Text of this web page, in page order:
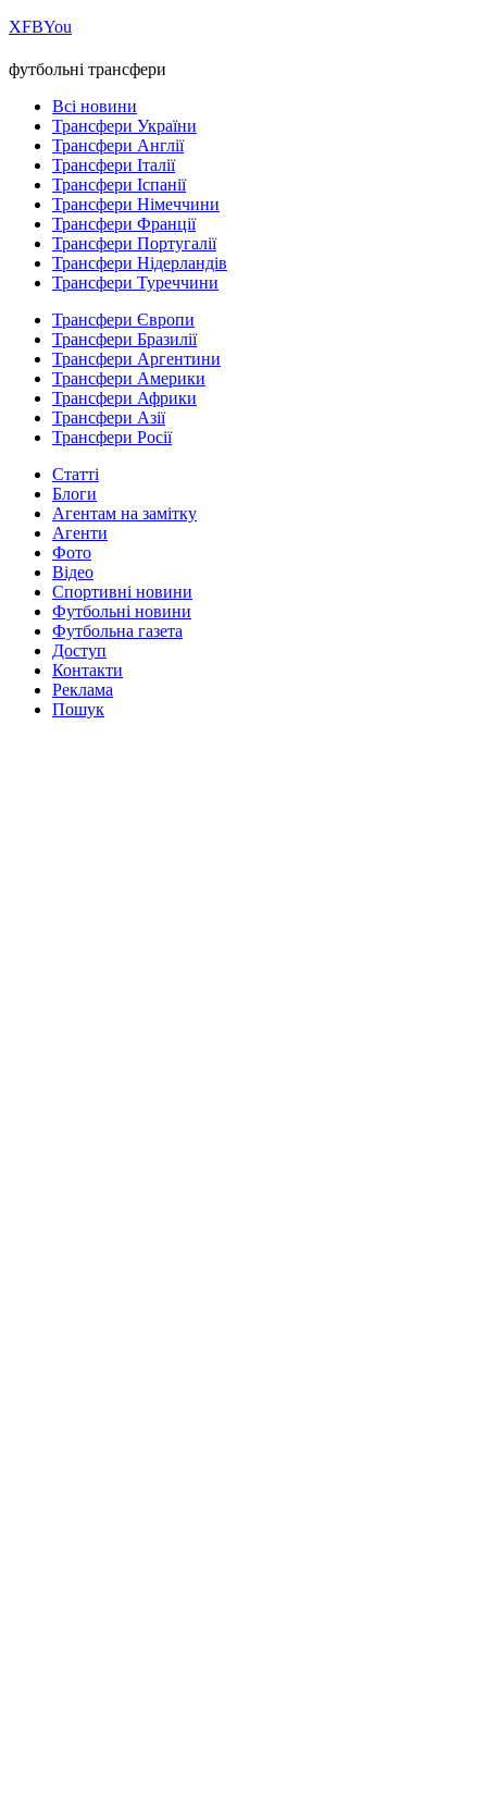
ХFBYou
футбольні трансфери
Всі новини
Трансфери України
Трансфери Англії
Трансфери Італії
Трансфери Іспанії
Трансфери Німеччини
Трансфери Франції
Трансфери Португалії
Трансфери Нідерландів
Трансфери Туреччини
Трансфери Європи
Трансфери Бразилії
Трансфери Аргентини
Трансфери Америки
Трансфери Африки
Трансфери Азії
Трансфери Росії
Статті
Блоги
Агентам на замітку
Агенти
Фото
Відео
Спортивні новини
Футбольні новини
Футбольна газета
Доступ
Контакти
Реклама
Пошук